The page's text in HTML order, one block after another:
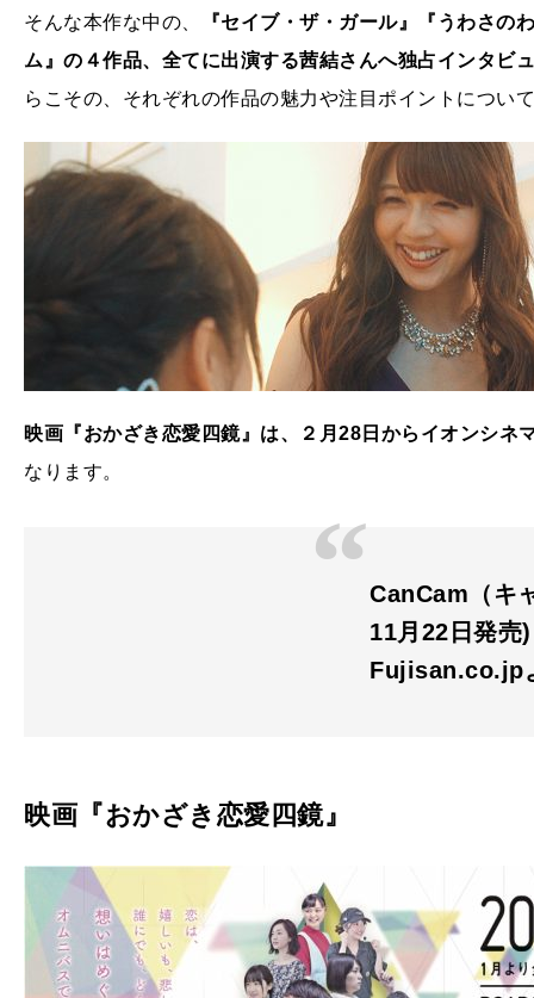
そんな本作な中の、
『セイブ・ザ・ガール』『うわさの
ム』の４作品、全てに出演する茜結さんへ独占インタビ
らこその、それぞれの作品の魅力や注目ポイントについ
映画『おかざき恋愛四鏡』は、２月28日からイオンシネ
なります。
CanCam（キ
11月22日発売)
Fujisan.co.jp
映画『おかざき恋愛四鏡』